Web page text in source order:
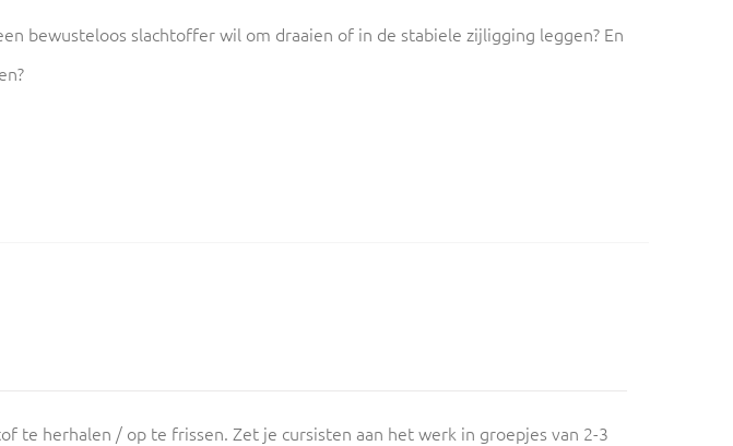
bewusteloos slachtoffer wil om draaien of in de stabiele zijligging leggen? En
te herhalen / op te frissen. Zet je cursisten aan het werk in groepjes van 2-3